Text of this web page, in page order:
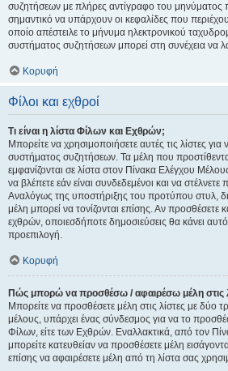
συζητήσεων με πλήρες αντίγραφο του μηνύματος
σημαντικό να υπάρχουν οι κεφαλίδες που
οποίο απέστειλε το μήνυμα ηλεκτρονικού
συστήματος συζητήσεων μπορεί στη συνέχεια να
Κορυφή
Φίλοι και εχθροί
Τι είναι η λίστα Φίλων και Εχθρών;
Μπορείτε να χρησιμοποιήσετε αυτές τις λίστες
συστήματος συζητήσεων. Τα μέλη που
εμφανίζονται σε λίστα στον Πίνακα Ελέγχου
να βλέπετε εάν είναι συνδεδεμένοι και να
Αναλόγως της υποστήριξης του προτύπου στυλ,
μέλη μπορεί να τονίζονται επίσης. Αν προσθέσετε
εχθρών, οποιεσδήποτε δημοσιεύσεις θα κάνει
προεπιλογή.
Κορυφή
Πώς μπορώ να προσθέσω / αφαιρέσω μέλη στις
Μπορείτε να προσθέσετε μέλη στις λίστες με δύο
μέλους, υπάρχει ένας σύνδεσμος για να το
Φίλων, είτε των Εχθρών. Εναλλακτικά, από τον
μπορείτε κατευθείαν να προσθέσετε μέλη
επίσης να αφαιρέσετε μέλη από τη λίστα σας